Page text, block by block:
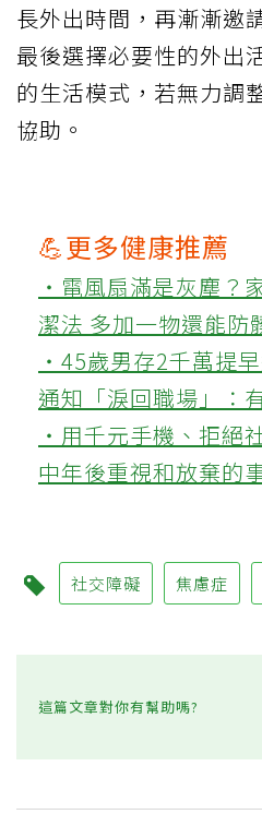
長外出時間，再漸漸邀
最後選擇必要性的外出
的生活模式，若無力調
協助。
💪更多健康推薦
‧電風扇滿是灰塵？
潔法 多加一物還能防
‧45歲男存2千萬提
通知「淚回職場」：
‧用千元手機、拒絕
中年後重視和放棄的
社交障礙 焦慮症
這篇文章對你有幫助嗎?